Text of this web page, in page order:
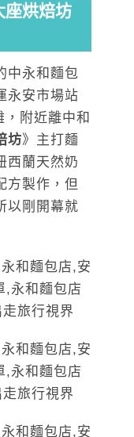
座烘焙坊
中永和麵包
永安市場站
附近離中和
坊》主打麵
西蘭天然奶
方製作，但
以剛開幕就